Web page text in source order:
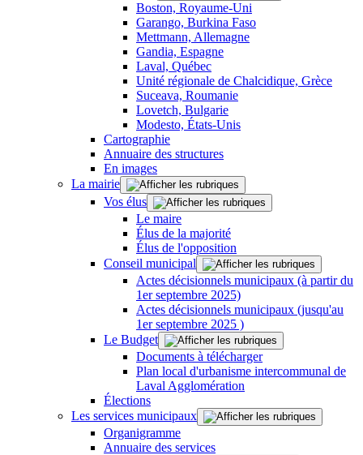
Boston, Royaume-Uni
Garango, Burkina Faso
Mettmann, Allemagne
Gandia, Espagne
Laval, Québec
Unité régionale de Chalcidique, Grèce
Suceava, Roumanie
Lovetch, Bulgarie
Modesto, États-Unis
Cartographie
Annuaire des structures
En images
La mairie
Vos élus
Le maire
Élus de la majorité
Élus de l'opposition
Conseil municipal
Actes décisionnels municipaux (à partir du
1er septembre 2025)
Actes décisionnels municipaux (jusqu'au
1er septembre 2025 )
Le Budget
Documents à télécharger
Plan local d'urbanisme intercommunal de
Laval Agglomération
Élections
Les services municipaux
Organigramme
Annuaire des services